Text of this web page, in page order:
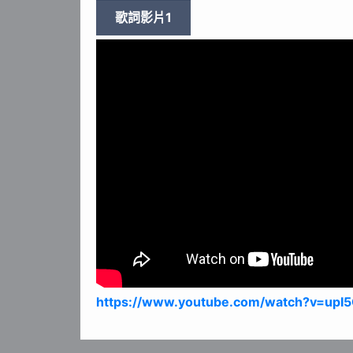
歌詞影片1
https://www.youtube.com/